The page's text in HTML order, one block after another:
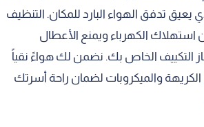
يعيق تدفق الهواء البارد للمكان. التنظيف
استهلاك الكهرباء ويمنع الأعطال
التكييف الخاص بك. نضمن لك هواءً نقياً
الكريهة والميكروبات لضمان راحة أسرتك